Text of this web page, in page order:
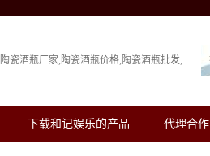
陶瓷酒瓶厂家 陶瓷酒瓶价格 陶瓷酒瓶批发
下载和记娱乐的产品 代理合作